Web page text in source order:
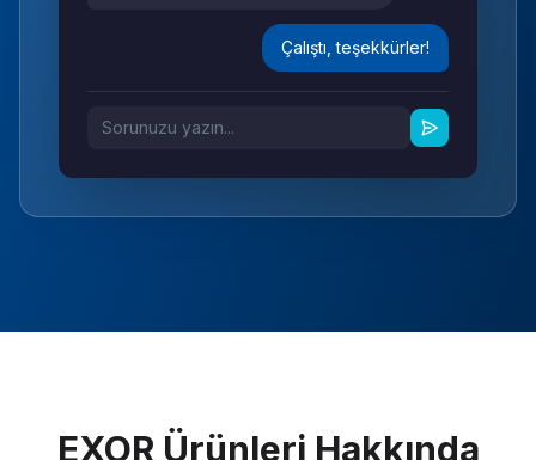
Çalıştı, teşekkürler!
Sorunuzu yazın...
EXOR Ürünleri Hakkında